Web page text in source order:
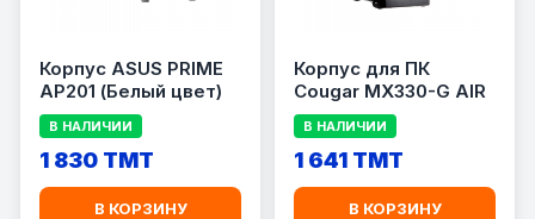
Корпус ASUS PRIME
AP201 (Белый цвет)
В НАЛИЧИИ
1 830 TMT
В КОРЗИНУ
Корпус для ПК
Cougar MX330-G AIR
В НАЛИЧИИ
1 641 TMT
В КОРЗИНУ